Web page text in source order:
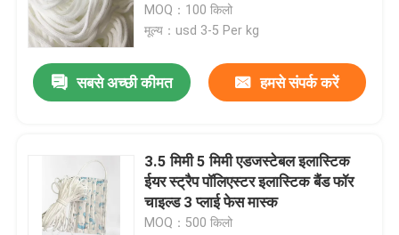
हमारे बारे में
फैक्टरी यात्रा
हमसे संपर्क करें
MOQ：100 किलो
मूल्य：usd 3-5 Per kg
सबसे अच्छी कीमत हमसे संपर्क करें
3.5 मिमी 5 मिमी एडजस्टेबल इलास्टिक
ईयर स्ट्रैप पॉलिएस्टर इलास्टिक बैंड फॉर
चाइल्ड 3 प्लाई फेस मास्क
MOQ：500 किलो